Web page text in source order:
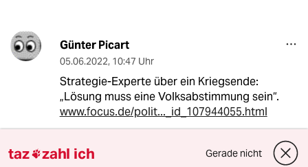
Günter Picart
05.06.2022, 10:47 Uhr
Strategie-Experte über ein Kriegsende:
„Lösung muss eine Volksabstimmung sein“.
www.focus.de/polit..._id_107944055.html
taz zahl ich Gerade nicht